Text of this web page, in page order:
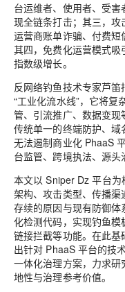
台运维者、使用者、受
现全链条打击；其三，
运营商账单诈骗、付费短
其四，免费化运营模式
指数级增长。
反网络钓鱼技术专家芦
“工业化流水线”，它将
管、引流推广、数据变现
传统单一的终端防护、域
无法遏制商业化 PhaaS
台监管、跨境执法、源头
本文以 Sniper Dz 平台
架构、攻击类型、传播
存续的原因与现有防御
化检测代码，实现钓鱼
链接拦截等功能。在此
出针对 PhaaS 平台的技
一体化治理方案，力求
地性与治理参考价值。